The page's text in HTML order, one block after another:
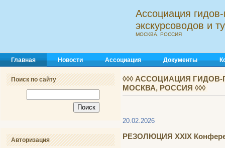
Ассоциация
экскурсоводов и
МОСКВА, РОССИЯ
Главная Новости Ассоциация Документы
Поиск по сайту
Авторизация
◊◊◊ АССОЦИАЦИЯ
МОСКВА, РОССИЯ ◊◊◊
20.02.2026
РЕЗОЛЮЦИЯ XXIX